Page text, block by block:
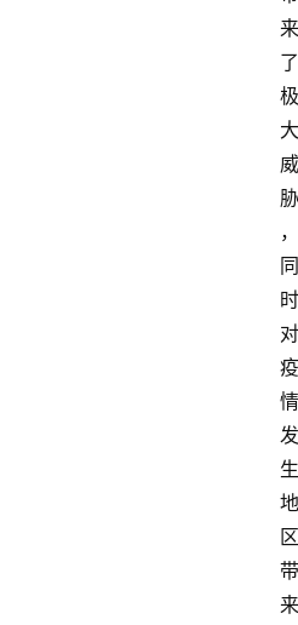
来
了
极
大
威
胁
，
同
时
对
疫
情
发
生
地
区
带
来